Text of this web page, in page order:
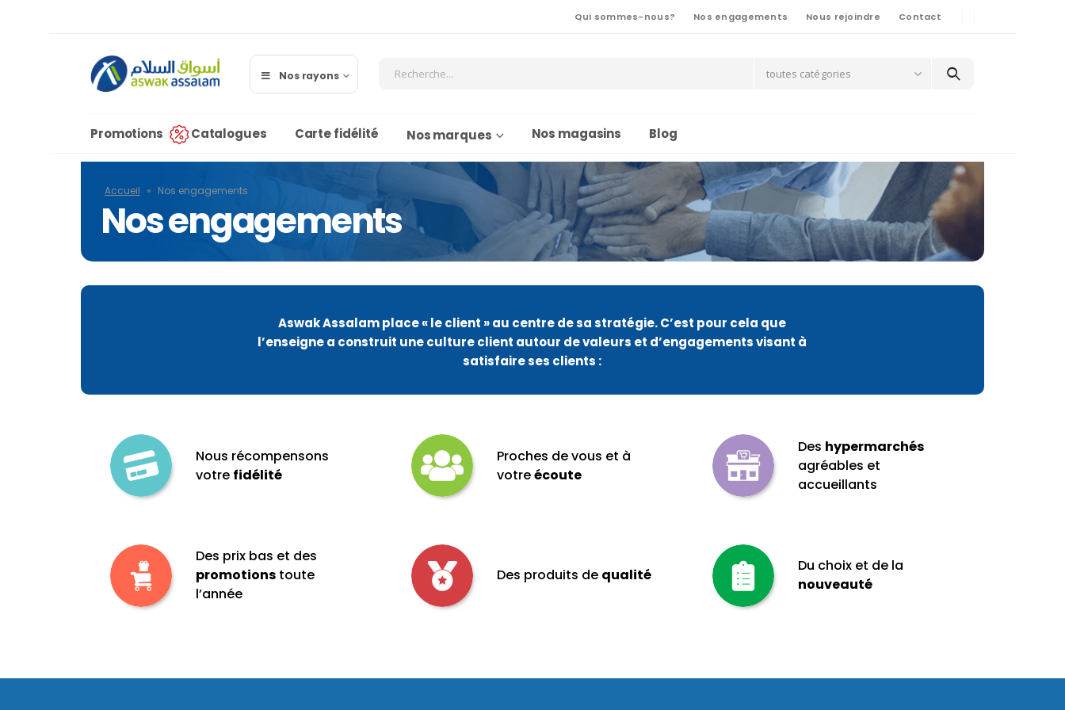
Qui sommes-nous? Nos engagements Nous rejoindre Contact
Nos rayons toutes catégories
Promotions Catalogues Carte fidélité Nos marques Nos magasins Blog
Accueil » Nos engagements
Nos engagements
Aswak Assalam place « le client » au centre de sa stratégie. C’est pour cela que
l’enseigne a construit une culture client autour de valeurs et d’engagements visant à
satisfaire ses clients :
Nous récompensons
votre fidélité
Proches de vous et à
votreécoute
Des hypermarchés
agréables et
accueillants
Des prix bas et des
promotions toute
l’année
Des produits de qualité
Du choix et de la
nouveauté